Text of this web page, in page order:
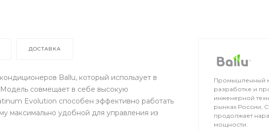
ДОСТАВКА
Ballu, который использует в
Модель совмещает в себе высокую
Evolution способен эффективно работать
максимально удобной для управления из
Промышленный
разработке и
инженерной
рынках России,
продолжает
мощности.